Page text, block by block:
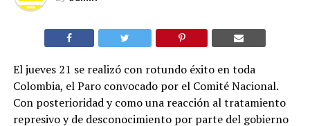
El jueves 21 se realizó con rotundo éxito en toda
Colombia, el Paro convocado por el Comité Nacional.
Con posterioridad y como una reacción al tratamiento
represivo y de desconocimiento por parte del gobierno